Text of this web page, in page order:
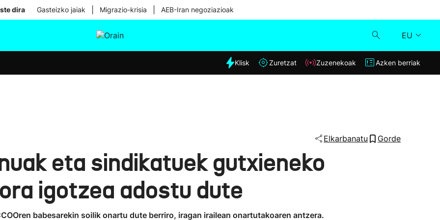
dira Gasteizko jaiak Migrazio-krisia AEB-Iran negoziazioak
EU
Eguraldia
Klisk
Klisk Zuretzat Zuzenekoak Azken berriak
Elkarbanatu Gorde
eta sindikatuek gutxieneko
igotzea adostu dute
babesarekin soilik onartu dute berriro, iragan irailean onartutakoaren antzera.